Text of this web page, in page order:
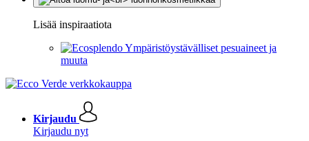
Lisää inspiraatiota
Ympäristöystävälliset pesuaineet ja
muuta
Kirjaudu
Kirjaudu nyt